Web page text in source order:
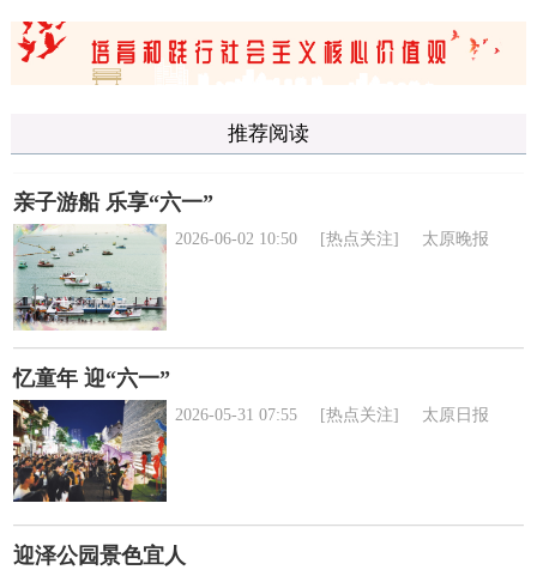
推荐阅读
亲子游船 乐享“六一”
2026-06-02 10:50 [热点关注] 太原晚报
忆童年 迎“六一”
2026-05-31 07:55 [热点关注] 太原日报
迎泽公园景色宜人